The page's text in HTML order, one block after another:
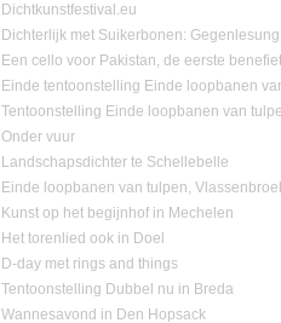
Dichtkunstfestival.eu
Dichterlijk met Suikerbonen:
Een cello voor Pakistan, de eerste
Einde tentoonstelling Einde loopbanen
Tentoonstelling Einde loopbanen van
Onder vuur
Landschapsdichter te Schellebelle
Einde loopbanen van tulpen,
Kunst op het begijnhof in Mechelen
Het torenlied ook in Doel
D-day met rings and things
Tentoonstelling Dubbel nu in Breda
Wannesavond in Den Hopsack